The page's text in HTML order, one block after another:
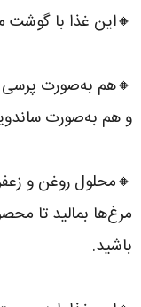
🔸این غذا با گوشت
🔸هم به‌صورت پرسی
و هم به‌صورت
🔸محلول روغن و
مرغ‌ها بمالید تا
باشید️.